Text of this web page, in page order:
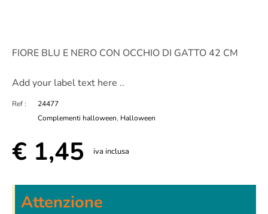
FIORE BLU E NERO CON OCCHIO DI GATTO 42 CM
Add your label text here ..
Ref :
24477
Complementi halloween, Halloween
€ 1,45 iva inclusa
Attenzione